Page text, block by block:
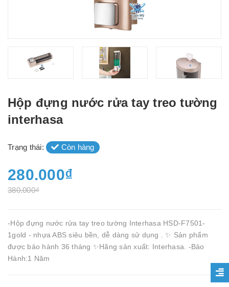
Hộp đựng nước rửa tay treo tường
interhasa
Trạng thái: Còn hàng
280.000₫
380.000₫
-Hộp đựng nước rửa tay treo tường Interhasa HSD-F7501-
1gold - nhựa ABS siêu bền, dễ dàng sử dụng . ✨ Sản phẩm
được bảo hành 36 tháng ✨Hãng sản xuất: Interhasa. -Bảo
Hành:1 Năm